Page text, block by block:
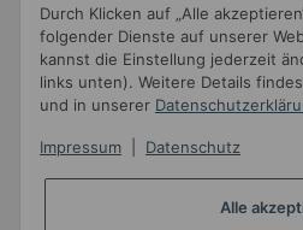
Gesetzliche Informationen
Durch Klicken auf „Alle
folgender Dienste auf unserer
kannst die Einstellung jederzeit
links unten). Weitere Details
und in unserer
Impressum Datenschutz
Alle